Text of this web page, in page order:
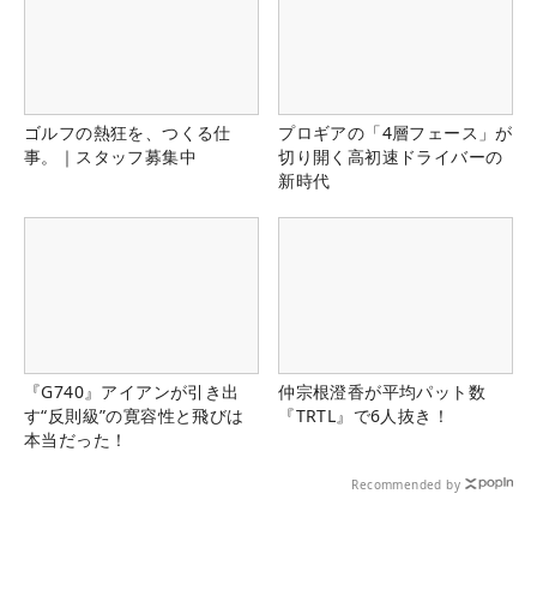
ゴルフの熱狂を、つくる仕
事。｜スタッフ募集中
プロギアの「4層フェース」が
切り開く高初速ドライバーの
新時代
『G740』アイアンが引き出
す“反則級”の寛容性と飛びは
本当だった！
仲宗根澄香が平均パット数
『TRTL』で6人抜き！
Recommended by